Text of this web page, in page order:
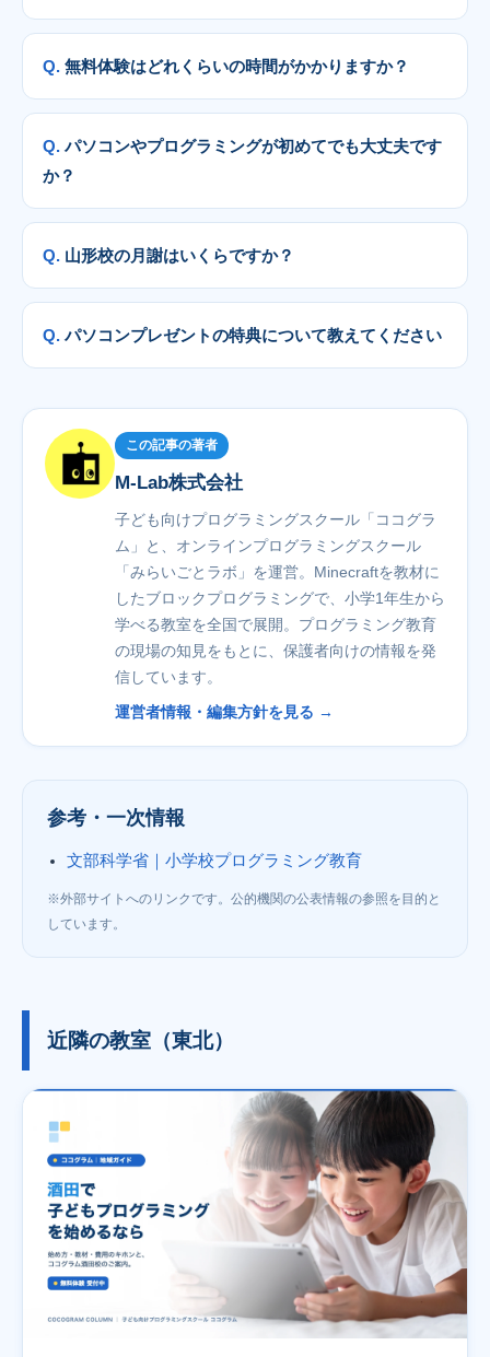
無料体験はどれくらいの時間がかかりますか？
パソコンやプログラミングが初めてでも大丈夫です
か？
山形校の月謝はいくらですか？
パソコンプレゼントの特典について教えてください
この記事の著者
M-Lab株式会社
子ども向けプログラミングスクール「ココグラ
ム」と、オンラインプログラミングスクール
「みらいごとラボ」を運営。Minecraftを教材に
したブロックプログラミングで、小学1年生から
学べる教室を全国で展開。プログラミング教育
の現場の知見をもとに、保護者向けの情報を発
信しています。
運営者情報・編集方針を見る →
参考・一次情報
文部科学省｜小学校プログラミング教育
※外部サイトへのリンクです。公的機関の公表情報の参照を目的と
しています。
近隣の教室（東北）